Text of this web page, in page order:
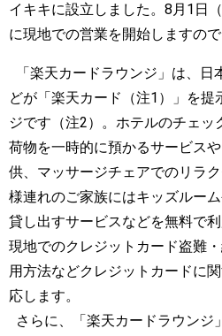
イキキに設立しました。8月1日
に現地での営業を開始しますの
「楽天カードラウンジ」は、日
どが「楽天カード（注1）」を提
ジです（注2）。ホテルのチェ
荷物を一時的に預かるサービス
供、マッサージチェアでのリラ
様連れのご家族にはキッズルー
貸し出すサービスなどを無料で
現地でのクレジットカード盗難
用方法などクレジットカードに
応します。
さらに、「楽天カードラウンジ